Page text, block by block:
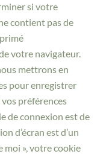
si votre
contient pas de
votre navigateur.
mettrons en
pour enregistrer
préférences
de connexion est de
d’écran est d’un
moi », votre cookie